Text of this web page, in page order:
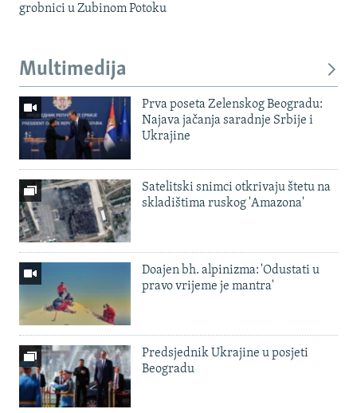
grobnici u Zubinom Potoku
Multimedija
Prva poseta Zelenskog Beogradu:
Najava jačanja saradnje Srbije i
Ukrajine
Satelitski snimci otkrivaju štetu na
skladištima ruskog 'Amazona'
Doajen bh. alpinizma: 'Odustati u
pravo vrijeme je mantra'
Predsjednik Ukrajine u posjeti
Beogradu